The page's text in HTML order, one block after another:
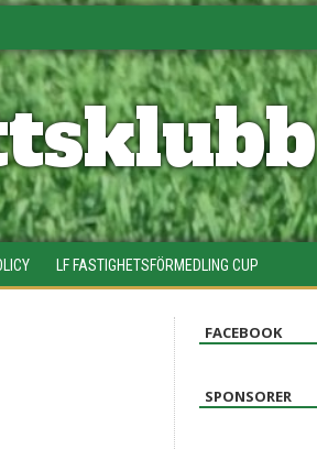
LF FASTIGHETSFÖRMEDLING CUP
FACEBOOK
SPONSORER